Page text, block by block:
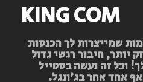
KING COM
שמייצרות לך הכנסות
יותר, חיבור רגשי גדול
וכל זה נעשה בסטייל
אחד אחר בג’ונגל.